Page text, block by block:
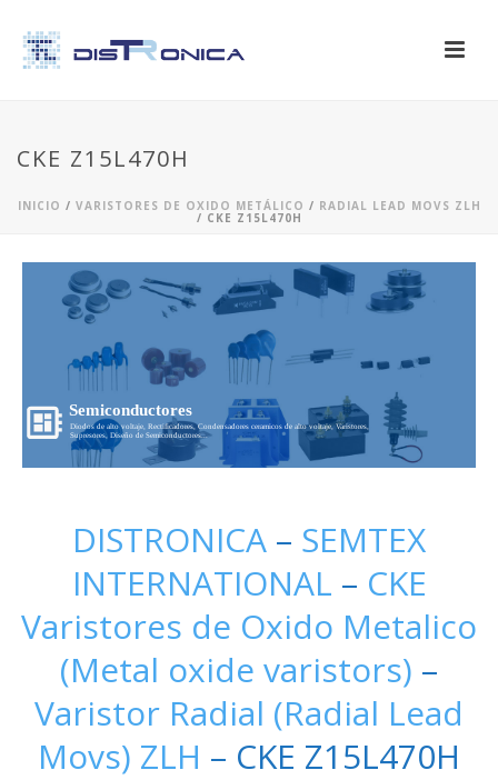
CKE Z15L470H
INICIO / VARISTORES DE OXIDO METÁLICO / RADIAL LEAD MOVS ZLH
/ CKE Z15L470H
Semiconductores
Diodos de alto voltaje, Rectificadores, Condensadores ceramicos de alto voltaje, Varistores,
Supresores, Diseño de Semiconductores...
DISTRONICA – SEMTEX
INTERNATIONAL – CKE
Varistores de Oxido Metalico
(Metal oxide varistors) –
Varistor Radial (Radial Lead
Movs) ZLH – CKE Z15L470H